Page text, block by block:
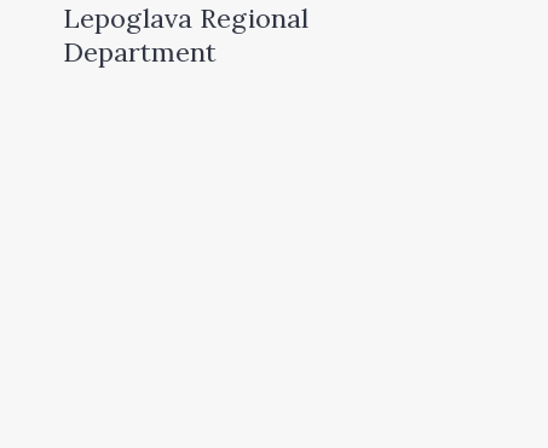
Lepoglava Regional
Department